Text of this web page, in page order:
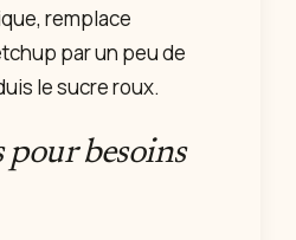
remplace
par un peu de
le sucre roux.
besoins